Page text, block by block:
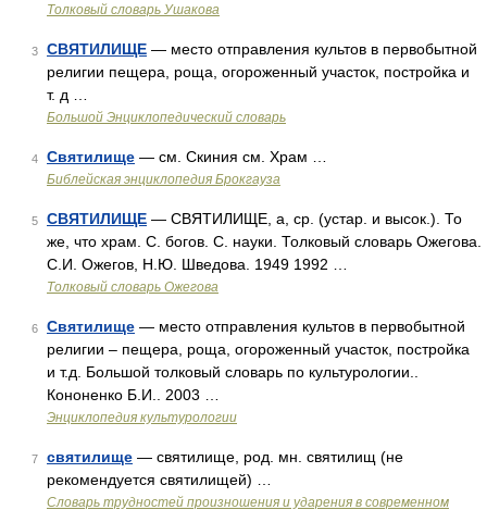
Толковый словарь Ушакова
3 СВЯТИЛИЩЕ — место отправления культов в первобытной
религии пещера, роща, огороженный участок, постройка и
т. д …
Большой Энциклопедический словарь
4 Святилище — см. Скиния см. Храм …
Библейская энциклопедия Брокгауза
5 СВЯТИЛИЩЕ — СВЯТИЛИЩЕ, а, ср. (устар. и высок.). То
же, что храм. С. богов. С. науки. Толковый словарь Ожегова.
С.И. Ожегов, Н.Ю. Шведова. 1949 1992 …
Толковый словарь Ожегова
6 Святилище — место отправления культов в первобытной
религии – пещера, роща, огороженный участок, постройка
и т.д. Большой толковый словарь по культурологии..
Кононенко Б.И.. 2003 …
Энциклопедия культурологии
7 святилище — святилище, род. мн. святилищ (не
рекомендуется святилищей) …
Словарь трудностей произношения и ударения в современном